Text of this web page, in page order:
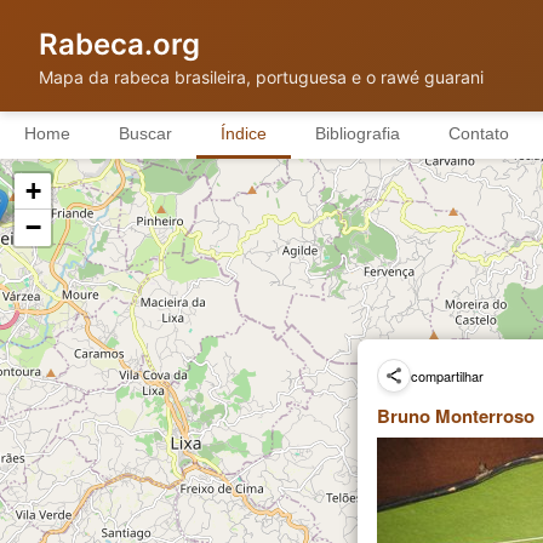
Rabeca.org
Mapa da rabeca brasileira, portuguesa e o rawé guarani
Home Buscar Índice Bibliografia Contato
compartilhar
Bruno Monterroso
+
−